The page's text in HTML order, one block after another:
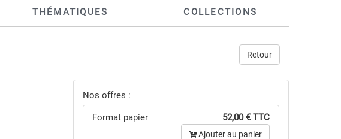
THÉMATIQUES COLLECTIONS
Retour
Nos offres :
Format papier 52,00 € TTC
Ajouter au panier